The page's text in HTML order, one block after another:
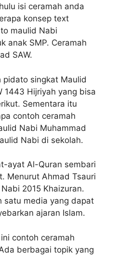
isi ceramah anda
konsep text
maulid Nabi
anak SMP. Ceramah
SAW.
pidato singkat Maulid
1443 Hijriyah yang bisa
Sementara itu
contoh ceramah
Nabi Muhammad
Nabi di sekolah.
ayat Al-Quran sembari
Menurut Ahmad Tsauri
2015 Khaizuran.
satu media yang dapat
ajaran Islam.
contoh ceramah
berbagai topik yang